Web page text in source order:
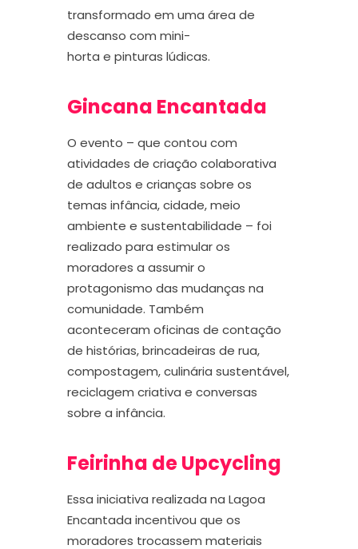
transformado em uma área de
descanso com mini-
horta e pinturas lúdicas.
Gincana Encantada
O evento – que contou com
atividades de criação colaborativa
de adultos e crianças sobre os
temas infância, cidade, meio
ambiente e sustentabilidade – foi
realizado para estimular os
moradores a assumir o
protagonismo das mudanças na
comunidade. Também
aconteceram oficinas de contação
de histórias, brincadeiras de rua,
compostagem, culinária sustentável,
reciclagem criativa e conversas
sobre a infância.
Feirinha deUpcycling
Essa iniciativa realizada na Lagoa
Encantada incentivou que os
moradores trocassem materiais